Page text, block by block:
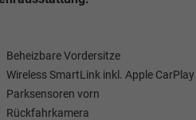
Beheizbare Vordersitze
Wireless SmartLink inkl. Apple
Parksensoren vorn
Rückfahrkamera